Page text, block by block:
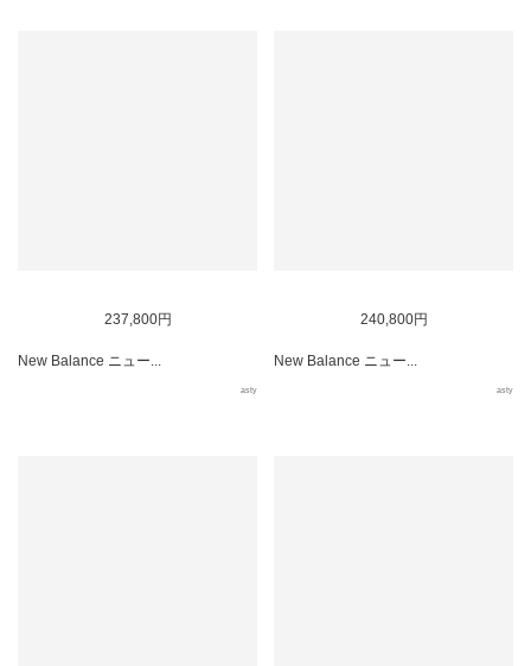
237,800円
New Balance ニュー...
asty
240,800円
New Balance ニュー...
asty